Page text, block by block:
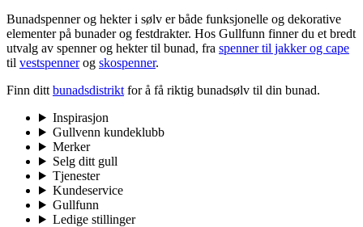
Bunadspenner og hekter i sølv er både funksjonelle og dekorative
elementer på bunader og festdrakter. Hos Gullfunn finner du et bredt
utvalg av spenner og hekter til bunad, fra spenner til jakker og cape
til vestspennerog skospenner.
Finn ditt bunadsdistrikt for å få riktig bunadsølv til din bunad.
Inspirasjon
Gullvenn kundeklubb
Merker
Selg ditt gull
Tjenester
Kundeservice
Gullfunn
Ledige stillinger